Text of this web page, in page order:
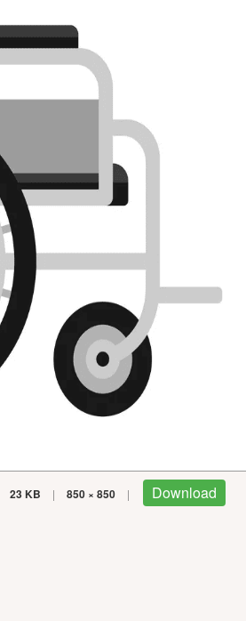
23 KB | 850 × 850 | Download